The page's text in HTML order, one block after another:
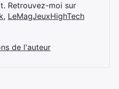
Retrouvez-moi sur
, LeMagJeuxHighTech
de l'auteur